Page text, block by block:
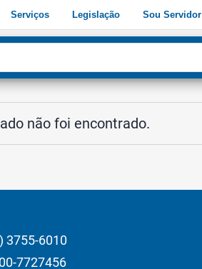
Serviços Legislação Sou Servidor
não foi encontrado.
3755-6010
7727456